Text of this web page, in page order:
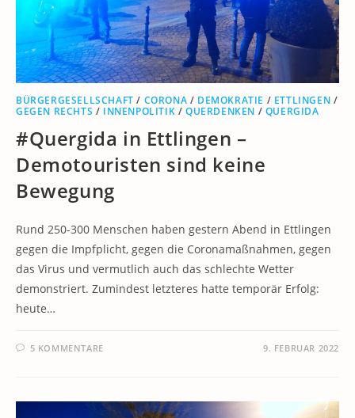
BÜRGERGESELLSCHAFT / CORONA / DEMOKRATIE / ETTLINGEN /
GEGEN RECHTS / INNENPOLITIK /QUERDENKEN / QUERGIDA
#Quergida in Ettlingen –
Demotouristen sind keine
Bewegung
Rund 250-300 Menschen haben gestern Abend in Ettlingen
gegen die Impfplicht, gegen die Coronamaßnahmen, gegen
das Virus und vermutlich auch das schlechte Wetter
demonstriert. Zumindest letzteres hatte temporär Erfolg:
heute…
5 KOMMENTARE 9. FEBRUAR 2022